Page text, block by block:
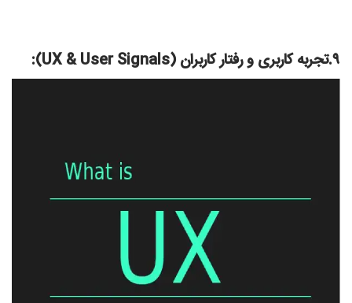
۹.تجربه کاربری و رفتار کاربران (UX & User Signals):